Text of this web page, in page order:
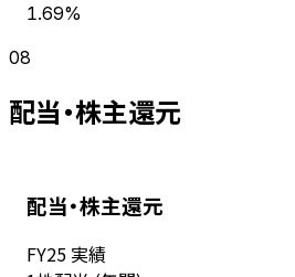
1.69%
08
配当・株主還元
配当・株主還元
FY25 実績